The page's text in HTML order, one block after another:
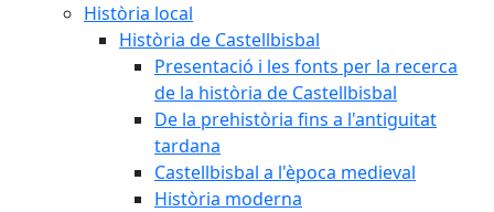
Història local
Història de Castellbisbal
Presentació i les fonts per la recerca
de la història de Castellbisbal
De la prehistòria fins a l'antiguitat
tardana
Castellbisbal a l'època medieval
Història moderna